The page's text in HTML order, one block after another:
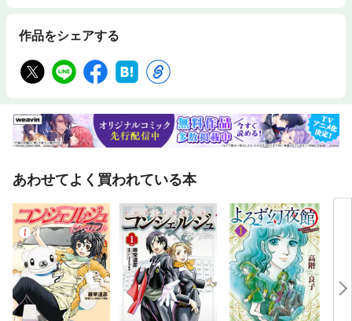
作品をシェアする
あわせてよく買われている本